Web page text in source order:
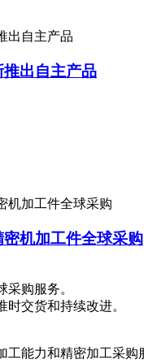
出自主产品
机加工件全球采购
购服务。
时交货和持续改进。